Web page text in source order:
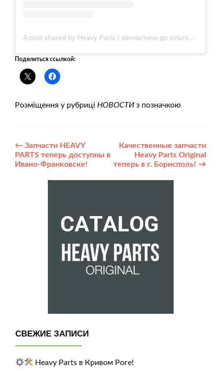
A post shared by Heavy Parts | запчастини до сільгосптехніки (@heavy_parts.ua)
Поделиться ссылкой:
Розміщення у рубриці НОВОСТИ з позначкою
Post
navigation
← Запчасти HEAVY
PARTS теперь доступны в
Ивано-Франковске!
Качественные запчасти
Heavy Parts Original
теперь в г. Борисполь! →
СВЕЖИЕ ЗАПИСИ
Heavy Parts в Кривом Роге!